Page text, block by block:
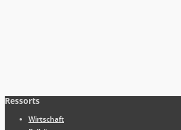
Ressorts
Wirtschaft